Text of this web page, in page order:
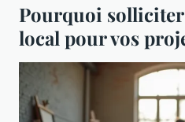
Pourquoi
local pour vos